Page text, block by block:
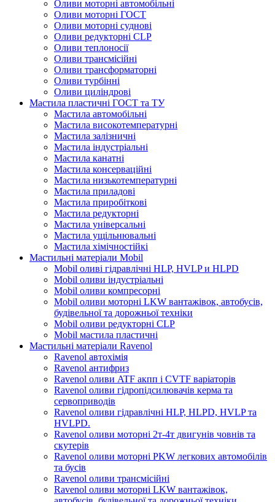
Оливи моторні автомобільні
Оливи моторні ГОСТ
Оливи моторні суднові
Оливи редукторні CLP
Оливи теплоносії
Оливи трансмісійні
Оливи трансформаторні
Оливи турбінні
Оливи циліндрові
Мастила пластичні ГОСТ та ТУ
Мастила автомобільні
Мастила високотемпературні
Мастила залізничні
Мастила індустріальні
Мастила канатні
Мастила консерваційні
Мастила низькотемпературні
Мастила приладові
Мастила приробіткові
Мастила редукторні
Мастила універсальні
Мастила ущільнювальні
Мастила хімічностійкі
Мастильні матеріали Mobil
Mobil оливі гідравлічні HLP, HVLP и HLPD
Mobil оливи індустріальні
Mobil оливи компресорні
Mobil оливи моторні LKW вантажівок, автобусів,
будівельної та дорожньої техніки
Mobil оливи редукторні CLP
Mobil мастила пластичні
Мастильні матеріали Ravenol
Ravenol автохімія
Ravenol антифриз
Ravenol оливи ATF акпп і CVTF варіаторів
Ravenol оливи гідропідсилювачів керма та
сервоприводів
Ravenol оливи гідравлічні HLP, HLPD, HVLP та
HVLPD.
Ravenol оливи моторні 2т-4т двигунів човнів та
скутерів
Ravenol оливи моторні PKW легкових автомобілів
та бусів
Ravenol оливи трансмісійні
Ravenol оливи моторні LKW вантажівок,